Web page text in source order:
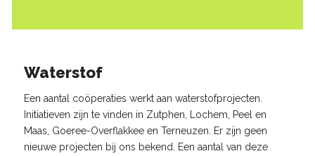
Waterstof
Een aantal coöperaties werkt aan waterstofprojecten.
Initiatieven zijn te vinden in Zutphen, Lochem, Peel en
Maas, Goeree-Overflakkee en Terneuzen. Er zijn geen
nieuwe projecten bij ons bekend. Een aantal van deze